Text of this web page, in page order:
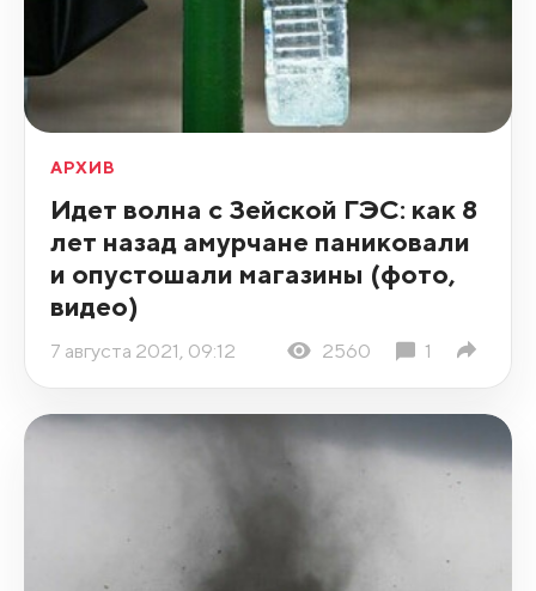
АРХИВ
Идет волна с Зейской ГЭС: как 8
лет назад амурчане паниковали
и опустошали магазины (фото,
видео)
7 августа 2021, 09:12 2560 1